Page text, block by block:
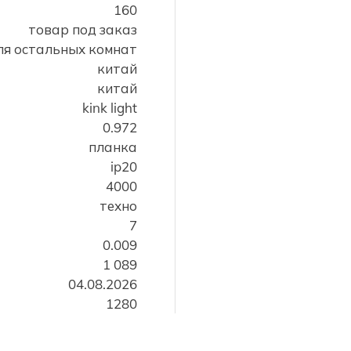
160
товар под заказ
остальных комнат
китай
китай
kink light
0.972
планка
ip20
4000
техно
7
0.009
1 089
04.08.2026
1280